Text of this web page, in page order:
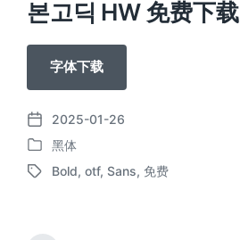
본고딕 HW 免费下载
字体下载
发
布
日
2025-01-26
发
布
黑体
标
Bold, otf, Sans, 免费